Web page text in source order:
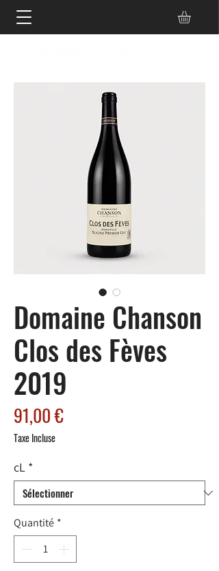
Domaine Chanson
Clos des Fèves
2019
91,00 €Prix
Taxe Incluse
cL *
Quantité *